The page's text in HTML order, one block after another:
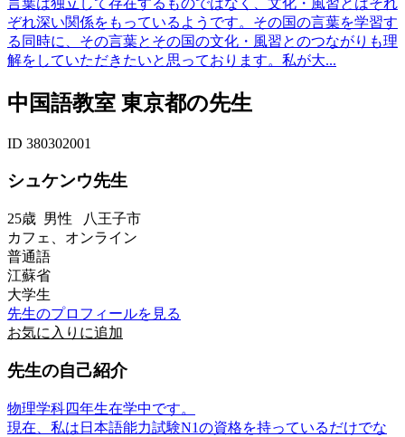
言葉は独立して存在するものではなく、文化・風習とはそれ
ぞれ深い関係をもっているようです。その国の言葉を学習す
る同時に、その言葉とその国の文化・風習とのつながりも理
解をしていただきたいと思っております。私が大...
中国語教室 東京都の先生
ID 380302001
シュケンウ先生
25歳 男性 八王子市
カフェ、オンライン
普通語
江蘇省
大学生
先生のプロフィールを見る
お気に入りに追加
先生の自己紹介
物理学科四年生在学中です。
現在、私は日本語能力試験N1の資格を持っているだけでな